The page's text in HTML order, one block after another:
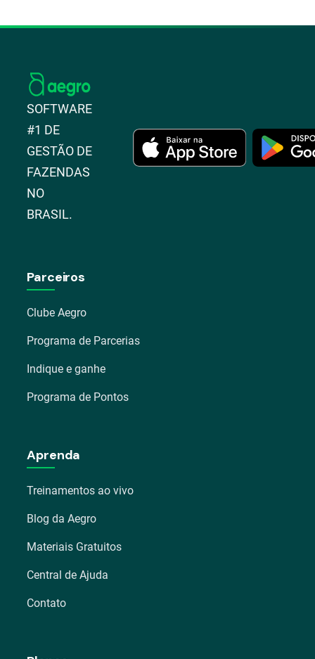
SOFTWARE
#1 DE
GESTÃO DE
FAZENDAS
NO
BRASIL.
Parceiros
Clube Aegro
Programa de Parcerias
Indique e ganhe
Programa de Pontos
Aprenda
Treinamentos ao vivo
Blog da Aegro
Materiais Gratuitos
Central de Ajuda
Contato